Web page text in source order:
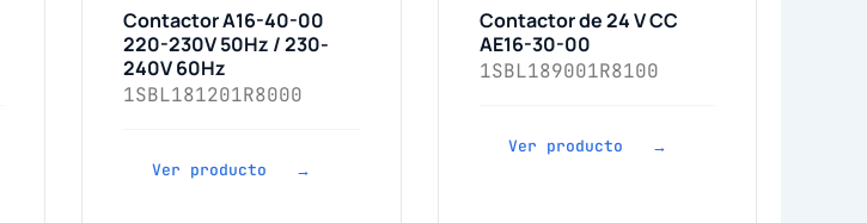
Contactor A16-40-00
220-230V 50Hz / 230-
240V 60Hz
1SBL181201R8000
Ver producto →
Contactor de 24 V CC
AE16-30-00
1SBL189001R8100
Ver producto →